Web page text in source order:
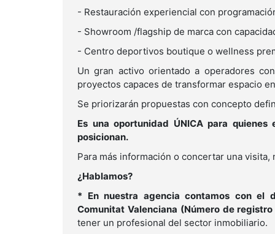
- Restauración experiencial con
- Showroom /flagship de marca con
- Centro deportivos boutique o wellness
Un gran activo orientado a operadores
proyectos capaces de transformar espacio
Se priorizarán propuestas con concepto
Es una oportunidad ÚNICA para
posicionan.
Para más información o concertar una
¿Hablamos?
* En nuestra agencia contamos con el
Comunitat Valenciana (Número de registro
tener un profesional del sector inmobiliario.